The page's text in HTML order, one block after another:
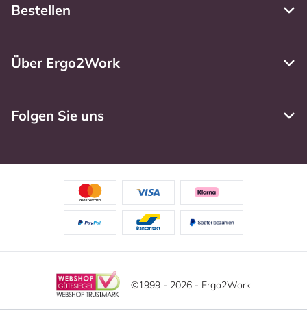
Bestellen
Über Ergo2Work
Folgen Sie uns
©1999 - 2026 - Ergo2Work